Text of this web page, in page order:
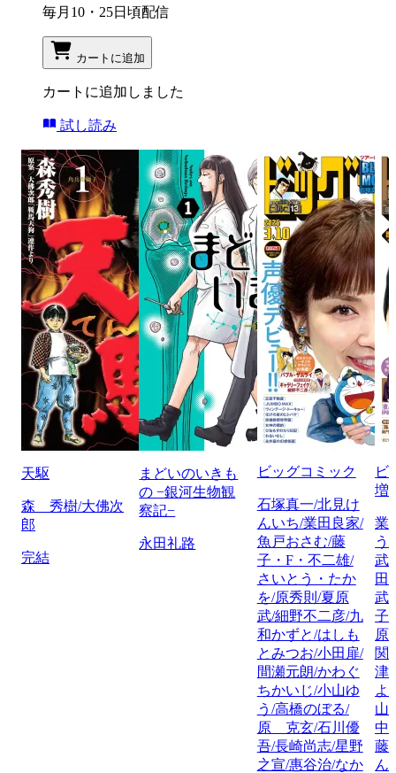
毎月10・25日頃配信
カートに追加
カートに追加しました
試し読み
天駆
森 秀樹/大佛次
郎
完結
まどいのいきも
の −銀河生物観
察記−
永田礼路
ビッグコミック
石塚真一/北見け
んいち/業田良家/
魚戸おさむ/藤
子・F・不二雄/
さいとう・たか
を/原秀則/夏原
武/細野不二彦/九
和かずと/はしも
とみつお/小田扉/
間瀬元朗/かわぐ
ちかいじ/小山ゆ
う/高橋のぼる/
原 克玄/石川優
吾/長崎尚志/星野
之宣/惠谷治/なか
ビ
増
業
う
武/
田
武
子/
原
関
津
よ
山
中
藤
ん